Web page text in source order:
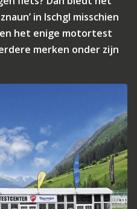
in Ischgl misschien
het enige motortest
merken onder zijn